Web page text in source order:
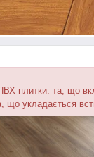
плитки: та, що
що укладається